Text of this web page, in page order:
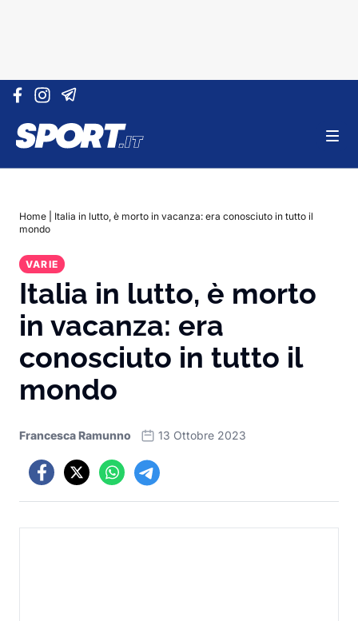
Vai al contenuto
Home
Italia in lutto, è morto in vacanza: era conosciuto in tutto il
mondo
VARIE
Italia in lutto, è morto
in vacanza: era
conosciuto in tutto il
mondo
Francesca Ramunno 13 Ottobre 2023